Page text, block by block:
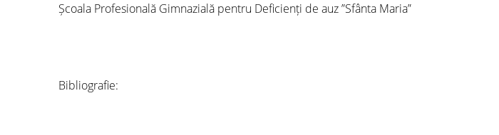
Școala Profesională Gimnazială pentru Deficienți de auz ”Sfânta Maria”
Bibliografie: